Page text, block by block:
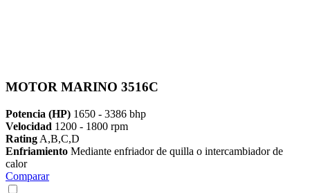
MOTOR MARINO 3516C
Potencia (HP) 1650 - 3386 bhp
Velocidad 1200 - 1800 rpm
Rating A,B,C,D
Enfriamiento Mediante enfriador de quilla o intercambiador de
calor
Comparar